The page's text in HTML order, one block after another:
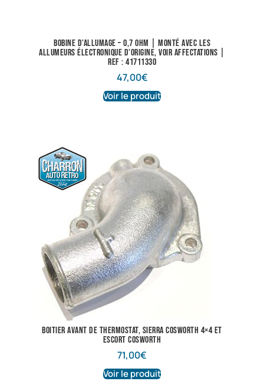
Bobine d’allumage – 0,7 ohm | Monté avec les
allumeurs électronique d’origine, voir affectations |
Ref : 41711330
47,00€
Voir le produit
boitier avant de thermostat, sierra cosworth 4×4 et
escort cosworth
71,00€
Voir le produit